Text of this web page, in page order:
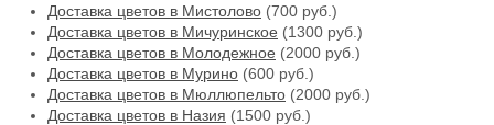
Доставка цветов в Мистолово (700 руб.)
Доставка цветов в Мичуринское (1300 руб.)
Доставка цветов в Молодежное (2000 руб.)
Доставка цветов в Мурино (600 руб.)
Доставка цветов в Мюллюпельто (2000 руб.)
Доставка цветов в Назия (1500 руб.)